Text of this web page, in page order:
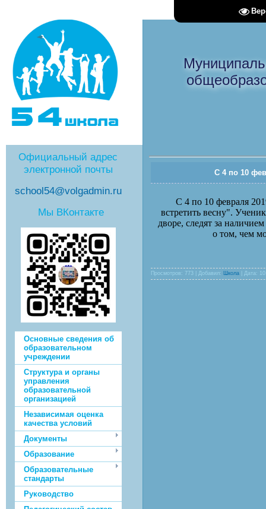
Официальный адрес
электронной почты
school54@volgadmin.ru
Мы ВКонтакте
Основные сведения об
образовательном
учреждении
Структура и органы
управления
образовательной
организацией
Независимая оценка
качества условий
Документы
Образование
Образовательные
стандарты
Руководство
С 4 по 10
С 4 по 10 февраля
встретить весну".
дворе, следят за
о том, чем
Просмотров: 773 | Добавил: Школа | Дата: